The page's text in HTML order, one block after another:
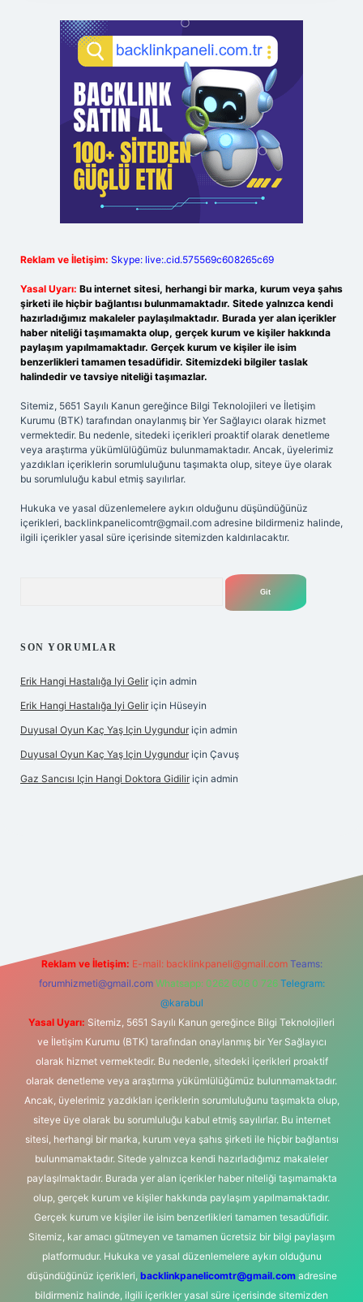
Reklam ve İletişim: Skype: live:.cid.575569c608265c69
Yasal Uyarı: Bu internet sitesi, herhangi bir marka, kurum veya şahıs
şirketi ile hiçbir bağlantısı bulunmamaktadır. Sitede yalnızca kendi
hazırladığımız makaleler paylaşılmaktadır. Burada yer alan içerikler
haber niteliği taşımamakta olup, gerçek kurum ve kişiler hakkında
paylaşım yapılmamaktadır. Gerçek kurum ve kişiler ile isim
benzerlikleri tamamen tesadüfidir. Sitemizdeki bilgiler taslak
halindedir ve tavsiye niteliği taşımazlar.
Sitemiz, 5651 Sayılı Kanun gereğince Bilgi Teknolojileri ve İletişim
Kurumu (BTK) tarafından onaylanmış bir Yer Sağlayıcı olarak hizmet
vermektedir. Bu nedenle, sitedeki içerikleri proaktif olarak denetleme
veya araştırma yükümlülüğümüz bulunmamaktadır. Ancak, üyelerimiz
yazdıkları içeriklerin sorumluluğunu taşımakta olup, siteye üye olarak
bu sorumluluğu kabul etmiş sayılırlar.
Hukuka ve yasal düzenlemelere aykırı olduğunu düşündüğünüz
içerikleri, backlinkpanelicomtr@gmail.com adresine bildirmeniz halinde,
ilgili içerikler yasal süre içerisinde sitemizden kaldırılacaktır.
SON YORUMLAR
Erik Hangi Hastalığa Iyi Gelir için admin
Erik Hangi Hastalığa Iyi Gelir için Hüseyin
Duyusal Oyun Kaç Yaş Için Uygundur için admin
Duyusal Oyun Kaç Yaş Için Uygundur için Çavuş
Gaz Sancısı Için Hangi Doktora Gidilir için admin
Reklam ve İletişim: E-mail: backlinkpaneli@gmail.com Teams:
forumhizmeti@gmail.com Whatsapp: 0262 606 0 726 Telegram:
@karabul
Yasal Uyarı: Sitemiz, 5651 Sayılı Kanun gereğince Bilgi Teknolojileri
ve İletişim Kurumu (BTK) tarafından onaylanmış bir Yer Sağlayıcı
olarak hizmet vermektedir. Bu nedenle, sitedeki içerikleri proaktif
olarak denetleme veya araştırma yükümlülüğümüz bulunmamaktadır.
Ancak, üyelerimiz yazdıkları içeriklerin sorumluluğunu taşımakta olup,
siteye üye olarak bu sorumluluğu kabul etmiş sayılırlar. Bu internet
sitesi, herhangi bir marka, kurum veya şahıs şirketi ile hiçbir bağlantısı
bulunmamaktadır. Sitede yalnızca kendi hazırladığımız makaleler
paylaşılmaktadır. Burada yer alan içerikler haber niteliği taşımamakta
olup, gerçek kurum ve kişiler hakkında paylaşım yapılmamaktadır.
Gerçek kurum ve kişiler ile isim benzerlikleri tamamen tesadüfidir.
Sitemiz, kar amacı gütmeyen ve tamamen ücretsiz bir bilgi paylaşım
platformudur. Hukuka ve yasal düzenlemelere aykırı olduğunu
düşündüğünüz içerikleri, backlinkpanelicomtr@gmail.comadresine
bildirmeniz halinde, ilgili içerikler yasal süre içerisinde sitemizden